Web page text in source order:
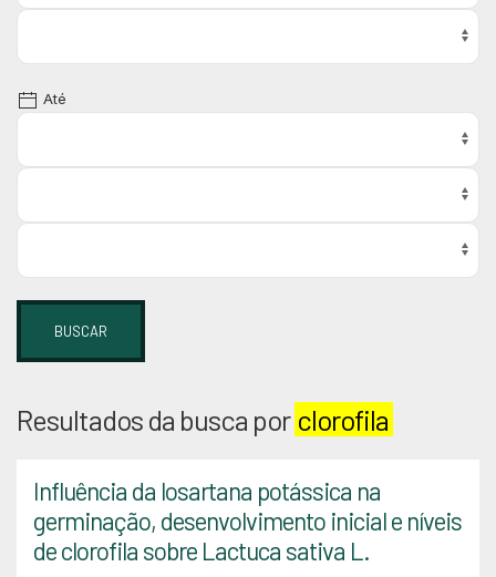
Até
BUSCAR
Resultados da busca por clorofila
Influência da losartana potássica na
germinação, desenvolvimento inicial e níveis
de clorofila sobre Lactuca sativa L.